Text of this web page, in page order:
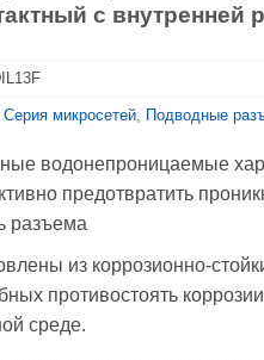
с внутренней
Серия микросетей, Подводные
водонепроницаемые
предотвратить
разъема
из коррозионно-
противостоять
среде.